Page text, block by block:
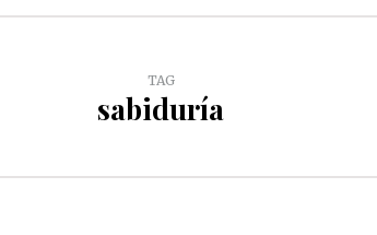
TAG
sabiduría